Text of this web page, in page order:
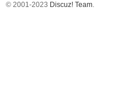
© 2001-2023 Discuz! Team.